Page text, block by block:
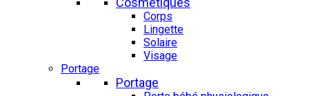
Corps
Lingette
Solaire
Visage
Portage
Portage